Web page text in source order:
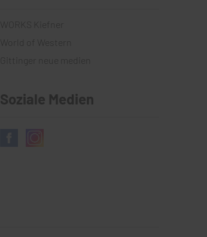
World of Western
Gittinger neue medien
Soziale Medien